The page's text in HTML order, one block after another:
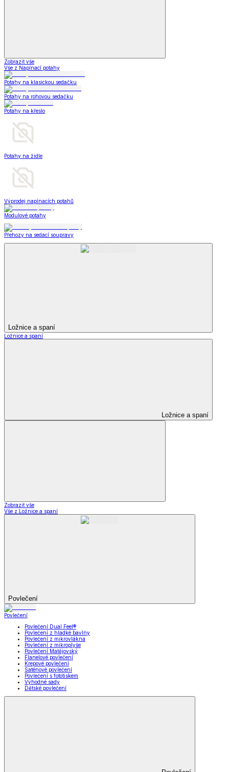
Zobrazit vše
Vše z Napínací potahy
Potahy na klasickou sedačku
Potahy na rohovou sedačku
Potahy na křeslo
Potahy na židle
Výprodej napínacích potahů
Modulové potahy
Přehozy na sedací soupravy
Ložnice a spaní
Ložnice a spaní
Ložnice a spaní
Zobrazit vše
Vše z Ložnice a spaní
Povlečení
Povlečení
Povlečení Dual Feel®
Povlečení z hladké bavlny
Povlečení z mikrovlákna
Povlečení z mikroplyše
Povlečení Matějovský
Flanelové povlečení
Krepové povlečení
Saténové povlečení
Povlečení s fototiskem
Výhodné sady
Dětské povlečení